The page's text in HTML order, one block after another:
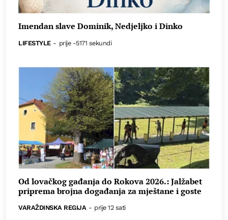
Imendan slave Dominik, Nedjeljko i Dinko
LIFESTYLE - prije -5171 sekundi
Od lovačkog gađanja do Rokova 2026.: Jalžabet
priprema brojna događanja za mještane i goste
VARAŽDINSKA REGIJA - prije 12 sati